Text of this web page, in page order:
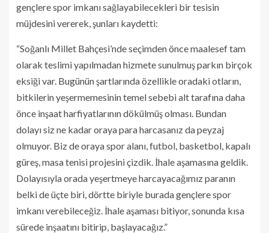
gençlere spor imkanı sağlayabilecekleri bir tesisin
müjdesini vererek, şunları kaydetti:
“Soğanlı Millet Bahçesi’nde seçimden önce maalesef tam
olarak teslimi yapılmadan hizmete sunulmuş parkın birçok
eksiği var. Bugünün şartlarında özellikle oradaki otların,
bitkilerin yeşermemesinin temel sebebi alt tarafına daha
önce inşaat harfiyatlarının dökülmüş olması. Bundan
dolayı siz ne kadar oraya para harcasanız da peyzaj
olmuyor. Biz de oraya spor alanı, futbol, basketbol, kapalı
güreş, masa tenisi projesini çizdik. İhale aşamasına geldik.
Dolayısıyla orada yeşertmeye harcayacağımız paranın
belki de üçte biri, dörtte biriyle burada gençlere spor
imkanı verebileceğiz. İhale aşaması bitiyor, sonunda kısa
sürede inşaatını bitirip, başlayacağız.”